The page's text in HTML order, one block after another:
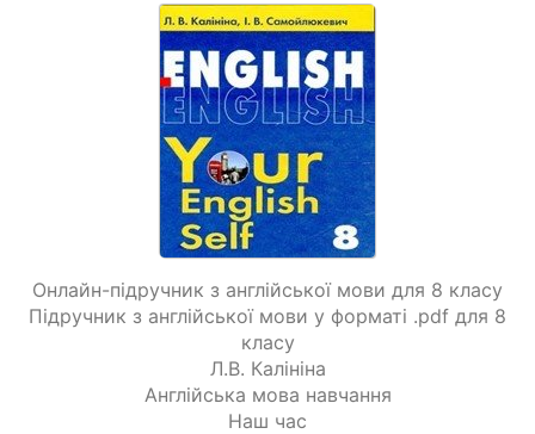
Онлайн-підручник з англійської мови для 8 класу
Підручник з англійської мови у форматі .pdf для 8
класу
Л.В. Калініна
Англійська мова навчання
Наш час